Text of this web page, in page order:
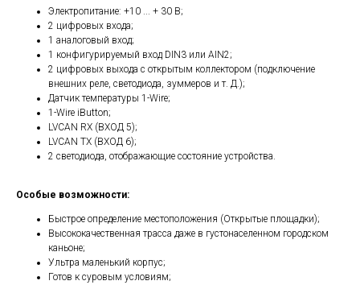
Электропитание: +10 ... + 30 В;
2 цифровых входа;
1 аналоговый вход;
1 конфигурируемый вход DIN3 или AIN2;
2 цифровых выхода с открытым коллектором (подключение
внешних реле, светодиода, зуммеров и т. Д.);
Датчик температуры 1-Wire;
1-Wire iButton;
LVCAN RX (ВХОД 5);
LVCAN TX (ВХОД 6);
2 светодиода, отображающие состояние устройства.
Особые возможности:
Быстрое определение местоположения (Открытые площадки);
Высококачественная трасса даже в густонаселенном городском
каньоне;
Ультра маленький корпус;
Готов к суровым условиям;